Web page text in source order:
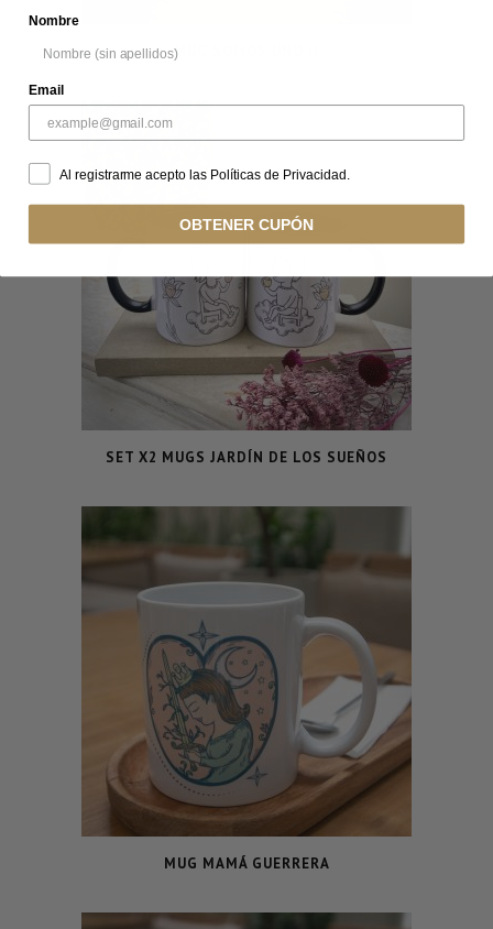
MUG SOMOS UNO II
SET X2 MUGS JARDÍN DE LOS SUEÑOS
MUG MAMÁ GUERRERA
Nombre
Email
Al registrarme acepto las Políticas de Privacidad.
OBTENER CUPÓN